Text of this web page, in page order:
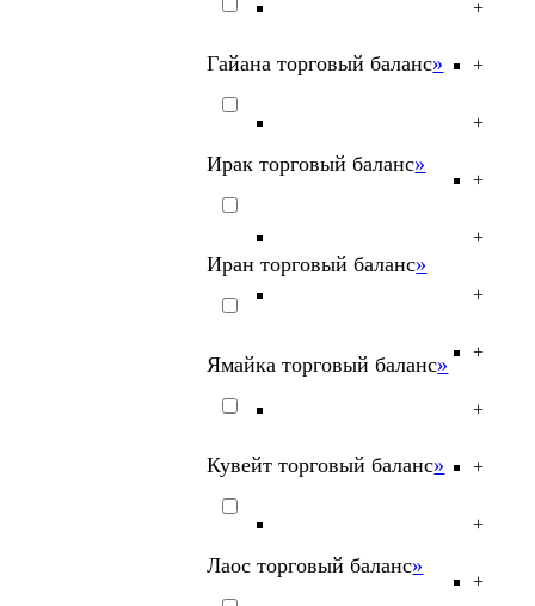
Гайана торговый баланс»
Ирак торговый баланс»
Иран торговый баланс»
Ямайка торговый баланс»
Кувейт торговый баланс»
Лаос торговый баланс»
+
+
+
+
+
+
+
+
+
+
+